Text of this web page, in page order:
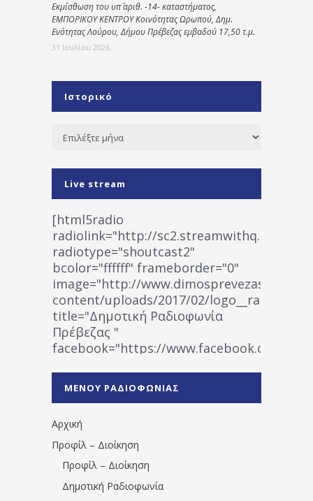
Εκμίσθωση του υπ΄ αριθ. -14- καταστήματος,
ΕΜΠΟΡΙΚΟΥ ΚΕΝΤΡΟΥ Κοινότητας Ωρωπού, Δημ.
Ενότητας Λούρου, Δήμου Πρέβεζας εμβαδού 17,50 τ.μ.
31 Ιουλίου 2026
Ιστορικό
Ιστορικό
Live stream
[html5radio
radiolink="http://
radiotype="shoutcast2"
bcolor="ffffff" frameborder="0"
image="http://www.dimosprevezas.gr/wp-
content/uploads/2017/02/
title="Δημοτική Ραδιοφωνία
Πρέβεζας "
facebook="https://www.facebook.com/
1531194763766854/" artist="" ]
ΜΕΝΟΥ ΡΑΔΙΟΦΩΝΙΑΣ
Αρχική
Προφίλ – Διοίκηση
Προφίλ – Διοίκηση
Δημοτική Ραδιοφωνία